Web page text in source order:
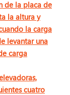
de la placa de
la altura y
la carga
levantar una
carga
cuatro